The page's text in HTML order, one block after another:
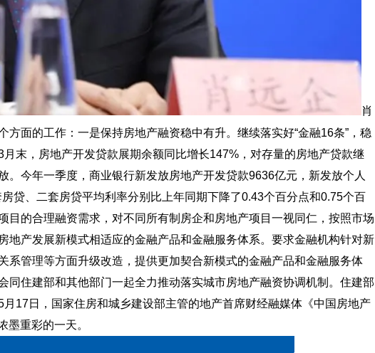
肖
面的工作：一是保持房地产融资稳中有升。继续落实好“金融16条”，稳
月末，房地产开发贷款展期余额同比增长147%，对存量的房地产贷款继
今年一季度，商业银行新发放房地产开发贷款9636亿元，新发放个人
贷、二套房贷平均利率分别比上年同期下降了0.43个百分点和0.75个百
目的合理融资需求， 对不同所有制房企和房地产项目一视同仁，按照市场
地产发展新模式相适应的金融产品和金融服务体系。要求金融机构针对新
系管理等方面升级改造，提供更加契合新模式的金融产品和金融服务体
同住建部和其他部门一起全力推动落实城市房地产融资协调机制。住建部
17日，国家住房和城乡建设部主管的地产首席财经融媒体《中国房地产
重彩的一天。